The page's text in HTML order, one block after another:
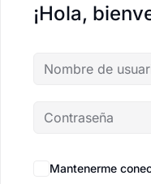
¡Hola,
Mantenerme